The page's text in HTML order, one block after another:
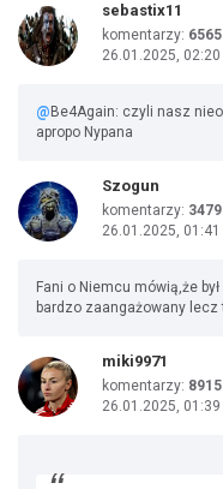
sebastix11
komentarzy: 6565
26.01.2025, 02:20
@ Be4Again: czyli nasz
apropo Nypana
Szogun
komentarzy:
26.01.2025, 01:41
Fani o Niemcu mówią,że
bardzo zaangażowany
miki9971
komentarzy: 8915
26.01.2025, 01:39